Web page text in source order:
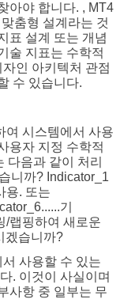
아야 합니다. , MT4
춤형 설계라는 것
표 설계 또는 개념
술 지표는 수학적
인 아키텍처 관점
수 있습니다.
여 시스템에서 사용
용자 지정 수학적
다음과 같이 처리
니까? Indicator_1
용. 또는
기
/랩핑하여 새로운
겠습니까?
사용할 수 있는
. 이것이 사실이며
사항 중 일부는 무